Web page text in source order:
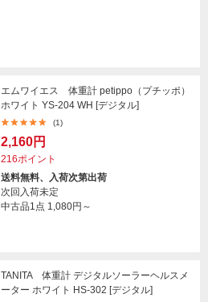
エムワイエス 体重計 petippo（プチッポ）
ホワイト YS-204 WH [デジタル]
(1)
2,160円
216ポイント
送料無料、入荷次第出荷
次回入荷未定
中古品1点 1,080円～
TANITA 体重計 デジタルソーラーヘルスメ
ーター ホワイト HS-302 [デジタル]